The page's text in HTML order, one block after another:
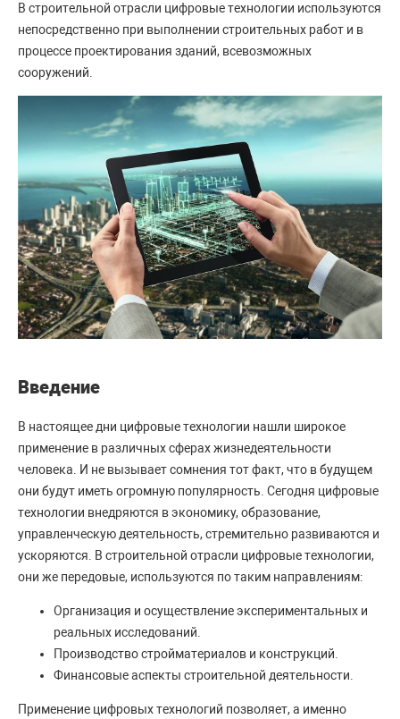
В строительной отрасли цифровые технологии используются
непосредственно при выполнении строительных работ и в
процессе проектирования зданий, всевозможных
сооружений.
Введение
В настоящее дни цифровые технологии нашли широкое
применение в различных сферах жизнедеятельности
человека. И не вызывает сомнения тот факт, что в будущем
они будут иметь огромную популярность. Сегодня цифровые
технологии внедряются в экономику, образование,
управленческую деятельность, стремительно развиваются и
ускоряются. В строительной отрасли цифровые технологии,
они же передовые, используются по таким направлениям:
Организация и осуществление экспериментальных и
реальных исследований.
Производство стройматериалов и конструкций.
Финансовые аспекты строительной деятельности.
Применение цифровых технологий позволяет, а именно